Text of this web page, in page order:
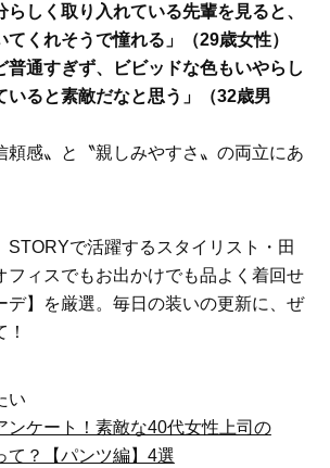
らしく取り入れている先輩を見ると、
くれそうで憧れる」（29歳女性）
普通すぎず、ビビッドな色もいやらし
いると素敵だなと思う」（32歳男
頼感〟と〝親しみやすさ〟の両立にあ
STORYで活躍するスタイリスト・田
フィスでもお出かけでも品よく着回せ
デ】を厳選。毎日の装いの更新に、ぜ
い
ンケート！素敵な40代女性上司の
て？【パンツ編】4選